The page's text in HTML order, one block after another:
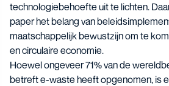
technologiebehoefte uit te lichten.
paper het belang van
maatschappelijk bewustzijn om te
en circulaire economie.
Hoewel ongeveer 71% van de
betreft e-waste heeft opgenomen, is